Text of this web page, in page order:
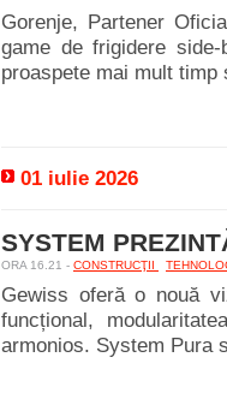
Gorenje, Partener
game de frigidere
proaspete mai mult
01 iulie 2026
SYSTEM
ORA 16.21 - CONSTRUCŢII
Gewiss oferă o nouă
funcțional,
armonios. System Pura